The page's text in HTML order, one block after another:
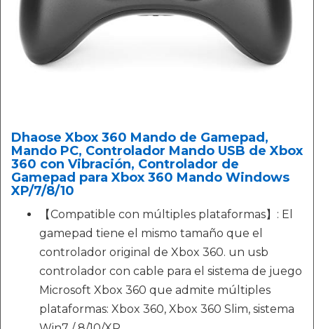
Dhaose Xbox 360 Mando de Gamepad,
Mando PC, Controlador Mando USB de Xbox
360 con Vibración, Controlador de
Gamepad para Xbox 360 Mando Windows
XP/7/8/10
【Compatible con múltiples plataformas】: El
gamepad tiene el mismo tamaño que el
controlador original de Xbox 360. un usb
controlador con cable para el sistema de juego
Microsoft Xbox 360 que admite múltiples
plataformas: Xbox 360, Xbox 360 Slim, sistema